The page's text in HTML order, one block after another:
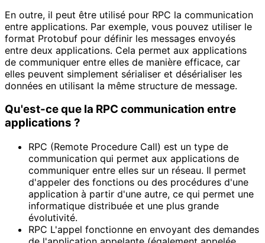
En outre, il peut être utilisé pour RPC la communication
entre applications. Par exemple, vous pouvez utiliser le
format Protobuf pour définir les messages envoyés
entre deux applications. Cela permet aux applications
de communiquer entre elles de manière efficace, car
elles peuvent simplement sérialiser et désérialiser les
données en utilisant la même structure de message.
Qu'est-ce que la RPC communication entre
applications ?
RPC (Remote Procedure Call) est un type de
communication qui permet aux applications de
communiquer entre elles sur un réseau. Il permet
d'appeler des fonctions ou des procédures d'une
application à partir d'une autre, ce qui permet une
informatique distribuée et une plus grande
évolutivité.
RPC L'appel fonctionne en envoyant des demandes